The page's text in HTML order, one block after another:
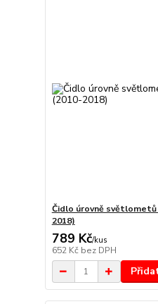
Čidlo úrovně světlometů
2018)
789 Kč/kus
652 Kč bez DPH